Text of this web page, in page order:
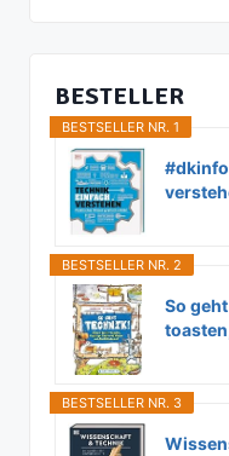
BESTELLER
BESTSELLER NR. 1
BESTSELLER NR. 2
So
BESTSELLER NR. 3